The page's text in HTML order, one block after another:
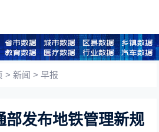
>新闻 >早报
部发布地铁管理新规